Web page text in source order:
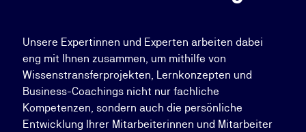
Unsere Expertinnen und Experten arbeiten dabei
eng mit Ihnen zusammen, um mithilfe von
Wissenstransferprojekten, Lernkonzepten und
Business-Coachings nicht nur fachliche
Kompetenzen, sondern auch die persönliche
Entwicklung Ihrer Mitarbeiterinnen und Mitarbeiter